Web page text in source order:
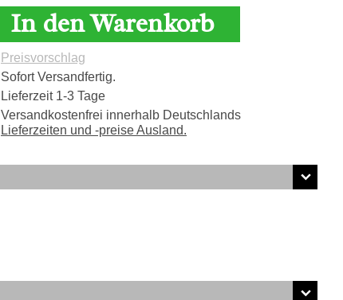
In den Warenkorb
Preisvorschlag
Sofort Versandfertig.
Lieferzeit 1-3 Tage
Versandkostenfrei innerhalb Deutschlands
Lieferzeiten und -preise Ausland.